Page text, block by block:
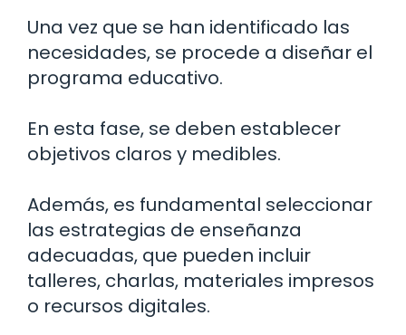
Una vez que se han identificado las
necesidades, se procede a diseñar el
programa educativo.
En esta fase, se deben establecer
objetivos claros y medibles.
Además, es fundamental seleccionar
las estrategias de enseñanza
adecuadas, que pueden incluir
talleres, charlas, materiales impresos
o recursos digitales.